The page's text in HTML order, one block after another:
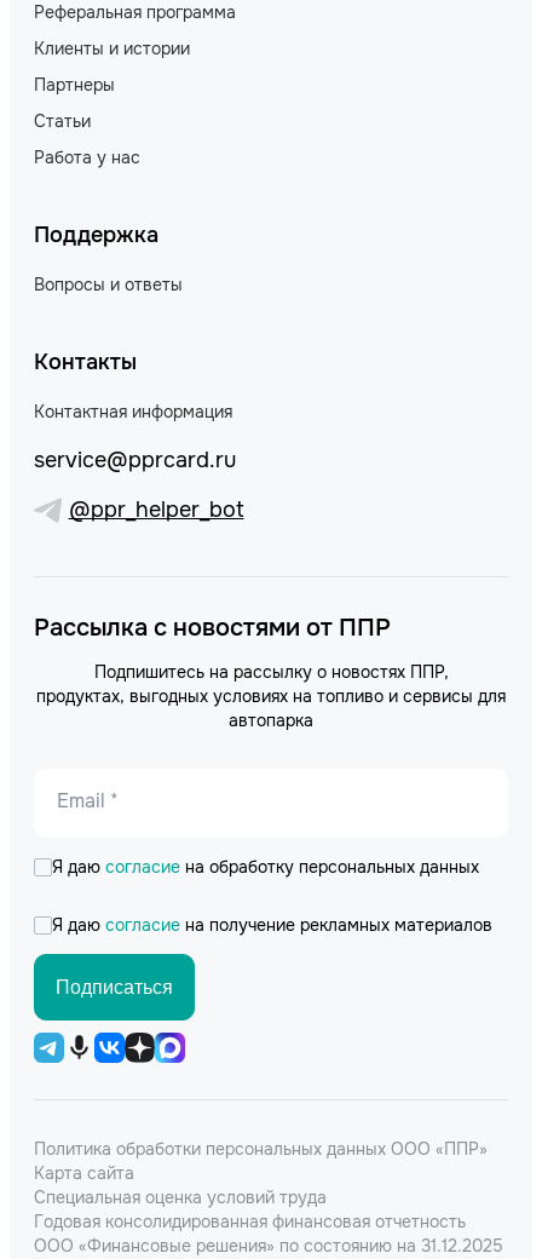
Реферальная программа
Клиенты и истории
Партнеры
Статьи
Работа у нас
Поддержка
Вопросы и ответы
Контакты
Контактная информация
service@pprcard.ru
@ppr_helper_bot
Рассылка с новостями от ППР
Подпишитесь на рассылку о новостях ППР,
продуктах, выгодных условиях на топливо и сервисы для
автопарка
Email *
Я даю согласие на обработку персональных данных
Я даю согласие на получение рекламных материалов
Подписаться
Политика обработки персональных данных ООО «ППР»
Карта сайта
Специальная оценка условий труда
Годовая консолидированная финансовая отчетность
ООО «Финансовые решения» по состоянию на 31.12.2025